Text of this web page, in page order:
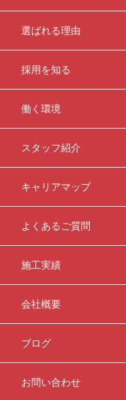
選ばれる理由
採用を知る
働く環境
スタッフ紹介
キャリアマップ
よくあるご質問
施工実績
会社概要
ブログ
お問い合わせ